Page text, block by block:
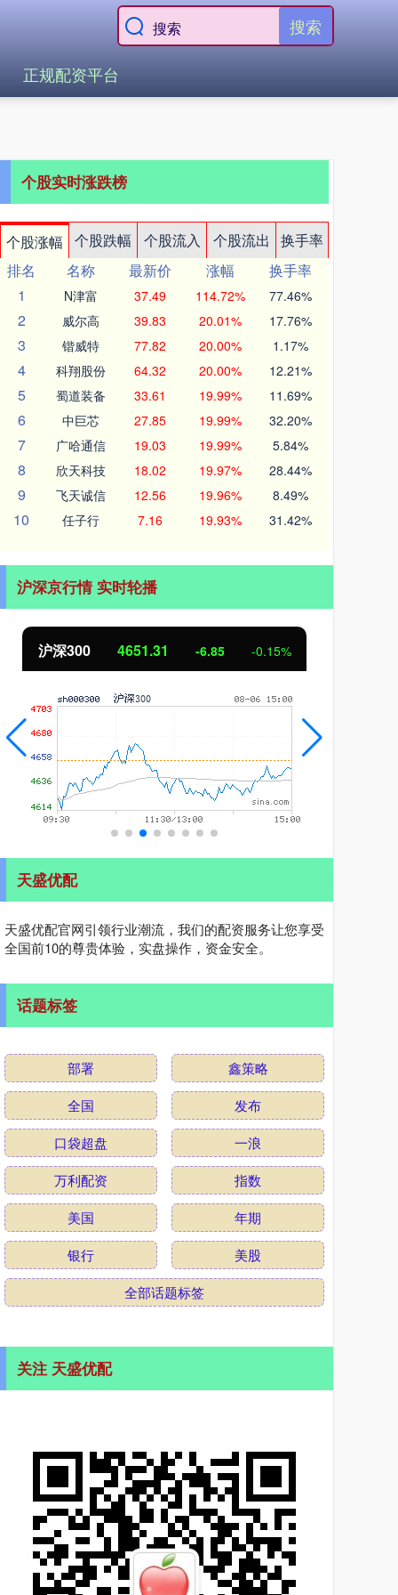
搜索
正规配资平台
个股实时涨跌榜
个股涨幅 个股跌幅 个股流入 个股流出
换手率
排名
名称 最新价 涨幅
换手率
1
N津富 37.49 114.72% 77.46%
2 威尔高 39.83 20.01% 17.76%
3 锴威特 77.82 20.00% 1.17%
4 科翔股份 64.32 20.00% 12.21%
5 蜀道装备 33.61 19.99% 11.69%
6 中巨芯 27.85 19.99% 32.20%
7 广哈通信 19.03 19.99% 5.84%
8 欣天科技 18.02 19.97% 28.44%
9 飞天诚信 12.56 19.96% 8.49%
10 任子行 7.16 19.93% 31.42%
沪深京行情 实时轮播
北证50 1122.88 3.42 0.30%
天盛优配
天盛优配官网引领行业潮流，我们的配资服务让您享受
全国前10的尊贵体验，实盘操作，资金安全。
话题标签
部署
鑫策略
全国
发布
口袋超盘
一浪
万利配资
指数
美国
年期
银行
美股
全部话题标签
关注 天盛优配